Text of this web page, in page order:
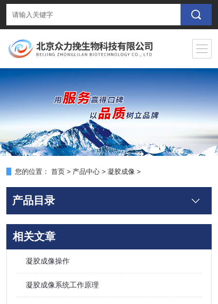
您的位置： 首页 > 产品中心 >凝胶成像 >
产品目录
相关文章
凝胶成像操作
凝胶成像系统工作原理